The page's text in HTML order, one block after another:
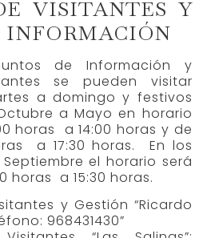
VISITANTES Y
INFORMACIÓN
de Información y
se pueden visitar
a domingo y festivos
a Mayo en horario
horas a 14:00 horas y de
a 17:30 horas. En los
el horario será
horas a 15:30 horas.
y Gestión “Ricardo
968431430”